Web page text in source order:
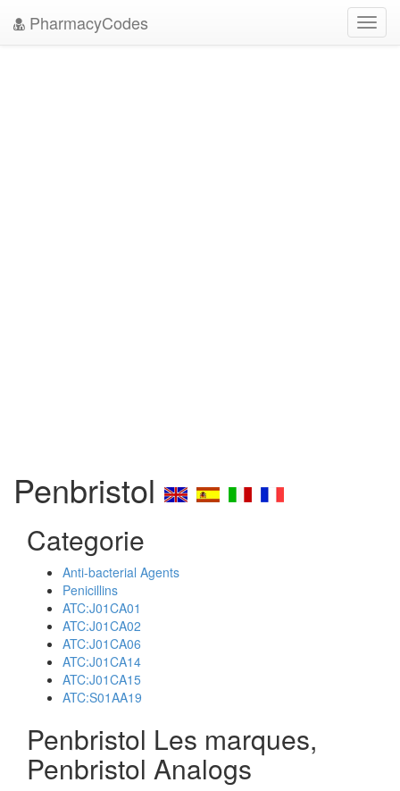
PharmacyCodes
Penbristol
Categorie
Anti-bacterial Agents
Penicillins
ATC:J01CA01
ATC:J01CA02
ATC:J01CA06
ATC:J01CA14
ATC:J01CA15
ATC:S01AA19
Penbristol Les marques,
Penbristol Analogs